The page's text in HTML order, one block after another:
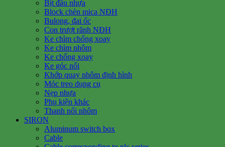
Bịt đầu nhựa
Block chèn mica NĐH
Bulong, đai ốc
Con trượt rãnh NĐH
Ke chìm chống xoay
Ke chìm nhôm
Ke chống xoay
Ke góc nổi
Khớp quay nhôm định hình
Móc treo dụng cụ
Nẹp nhựa
Phụ kiện khác
Thanh nối nhôm
SIRON
Aluminum switch box
Cable